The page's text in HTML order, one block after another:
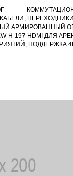
КАБЕЛИ,
АРМИРОВАННЫЙ
H-197 HDMI ДЛЯ
ПОДДЕРЖКА 4К